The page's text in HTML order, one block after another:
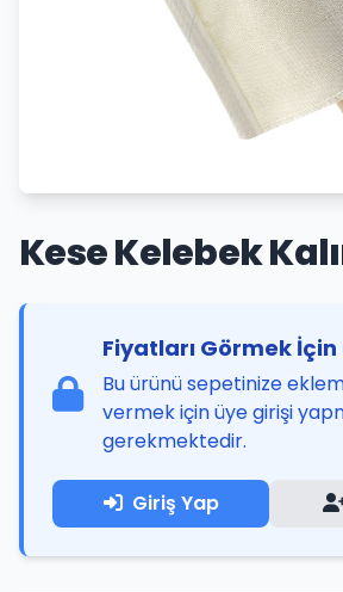
Kese Kelebek
Fiyatları Görmek İçin
Bu ürünü sepetinize
vermek için üye girişi
gerekmektedir.
Giriş Yap